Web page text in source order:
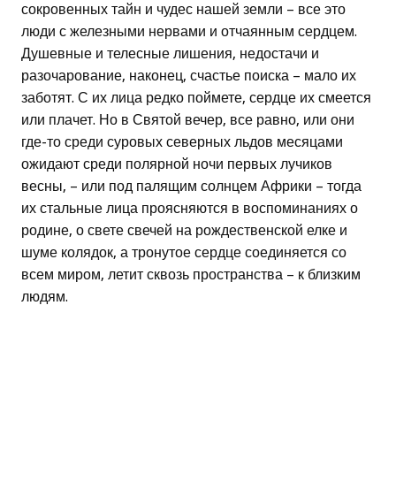
сокровенных тайн и чудес нашей земли – все это
люди с железными нервами и отчаянным сердцем.
Душевные и телесные лишения, недостачи и
разочарование, наконец, счастье поиска – мало их
заботят. С их лица редко поймете, сердце их смеется
или плачет. Но в Святой вечер, все равно, или они
где-то среди суровых северных льдов месяцами
ожидают среди полярной ночи первых лучиков
весны, – или под палящим солнцем Африки – тогда
их стальные лица проясняются в воспоминаниях о
родине, о свете свечей на рождественской елке и
шуме колядок, а тронутое сердце соединяется со
всем миром, летит сквозь пространства – к близким
людям.